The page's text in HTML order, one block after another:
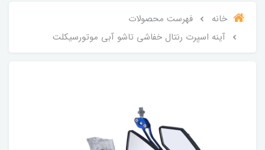
خانه
فهرست محصولات
آینه اسپرت رنتال خفاشی تاشو آبی موتورسیکلت